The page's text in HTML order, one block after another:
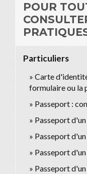
POUR
Particuliers
Carte
formulaire ou la
Passeport :
Passeport
Passeport
Passeport
Passeport